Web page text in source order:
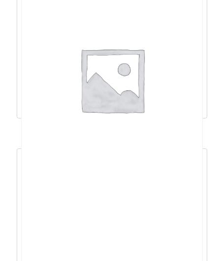
modularno – PPA10A4200
172,43 155,19€